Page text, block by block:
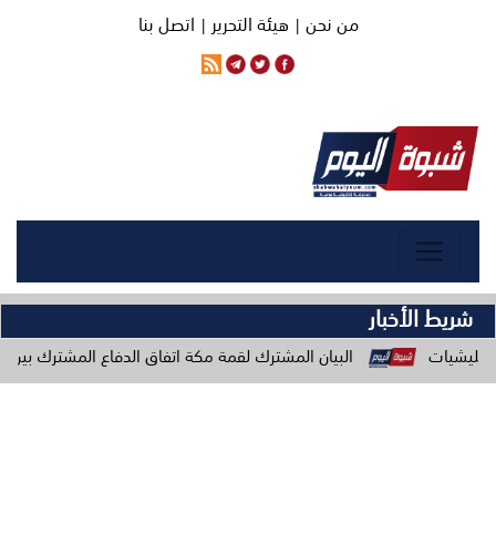
من نحن |هيئة التحرير | اتصل بنا
شريط الأخبار
المشترك لقمة مكة اتفاق الدفاع المشترك بين السعودية وتركيا